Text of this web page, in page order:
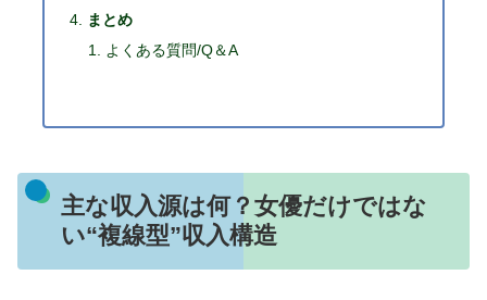
まとめ
よくある質問/Q＆A
主な収入源は何？女優だけではな
い“複線型”収入構造